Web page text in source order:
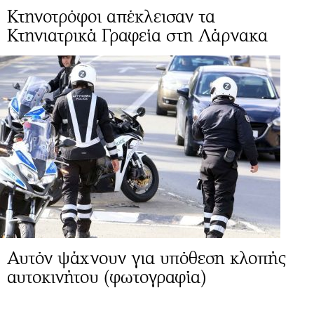
Κτηνοτρόφοι απέκλεισαν τα
Κτηνιατρικά Γραφεία στη Λάρνακα
Αυτόν ψάχνουν για υπόθεση κλοπής
αυτοκινήτου (φωτογραφία)